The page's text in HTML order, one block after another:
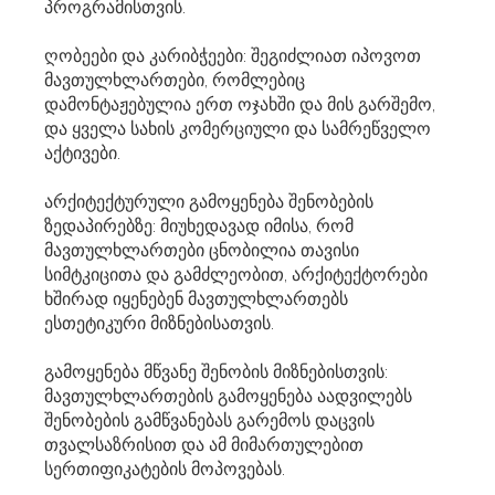
პროგრამისთვის.
ღობეები და კარიბჭეები: შეგიძლიათ იპოვოთ
მავთულხლართები, რომლებიც
დამონტაჟებულია ერთ ოჯახში და მის გარშემო,
და ყველა სახის კომერციული და სამრეწველო
აქტივები.
არქიტექტურული გამოყენება შენობების
ზედაპირებზე: მიუხედავად იმისა, რომ
მავთულხლართები ცნობილია თავისი
სიმტკიცითა და გამძლეობით, არქიტექტორები
ხშირად იყენებენ მავთულხლართებს
ესთეტიკური მიზნებისათვის.
გამოყენება მწვანე შენობის მიზნებისთვის:
მავთულხლართების გამოყენება აადვილებს
შენობების გამწვანებას გარემოს დაცვის
თვალსაზრისით და ამ მიმართულებით
სერთიფიკატების მოპოვებას.